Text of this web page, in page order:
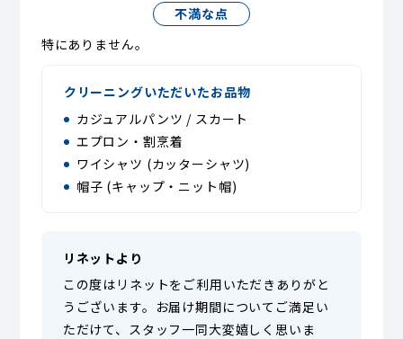
不満な点
特にありません。
クリーニングいただいたお品物
カジュアルパンツ / スカート
エプロン・割烹着
ワイシャツ (カッターシャツ)
帽子 (キャップ・ニット帽)
リネットより
この度はリネットをご利用いただきありがと
うございます。お届け期間についてご満足い
ただけて、スタッフ一同大変嬉しく思いま